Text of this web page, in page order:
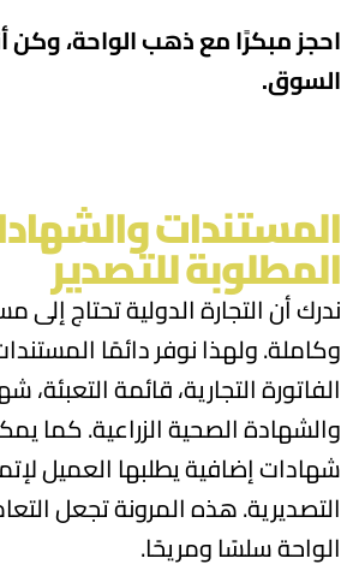
احجز مبكرًا مع ذهب الواحة،
السوق.
المستندات
المطلوبة للتصدير
ندرك أن التجارة الدولية تحتاج
وكاملة. ولهذا نوفر دائمًا
الفاتورة التجارية، قائمة التعبئة،
والشهادة الصحية الزراعية. كما
شهادات إضافية يطلبها العميل
التصديرية. هذه المرونة تجعل
الواحة سلسًا ومريحًا.